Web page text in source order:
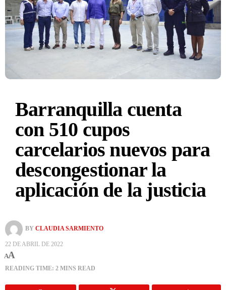
Barranquilla cuenta
con 510 cupos
carcelarios nuevos para
descongestionar la
aplicación de la justicia
BY CLAUDIA SARMIENTO
22 DE ABRIL DE 2022
AA
READING TIME: 2 MINS READ